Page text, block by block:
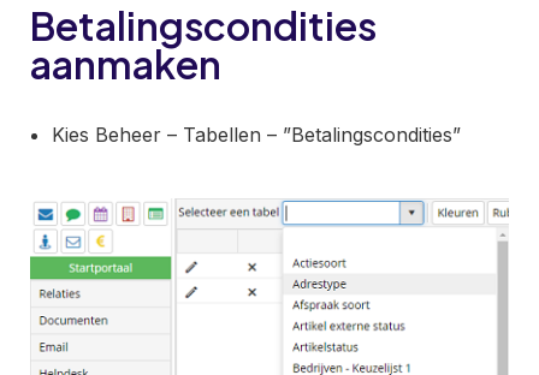
Betalingscondities
aanmaken
Kies Beheer – Tabellen – ”Betalingscondities”